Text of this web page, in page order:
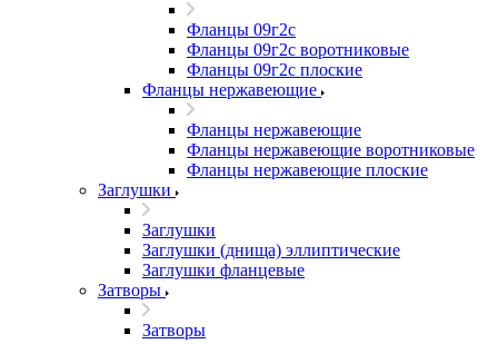
Фланцы 09г2с
Фланцы 09г2с воротниковые
Фланцы 09г2с плоские
Фланцы нержавеющие
Фланцы нержавеющие
Фланцы нержавеющие воротниковые
Фланцы нержавеющие плоские
Заглушки
Заглушки
Заглушки (днища) эллиптические
Заглушки фланцевые
Затворы
Затворы